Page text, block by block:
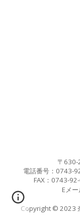
〒
電話番号：0743-
FAX： 0743-
Eメー
Copyright © 2023